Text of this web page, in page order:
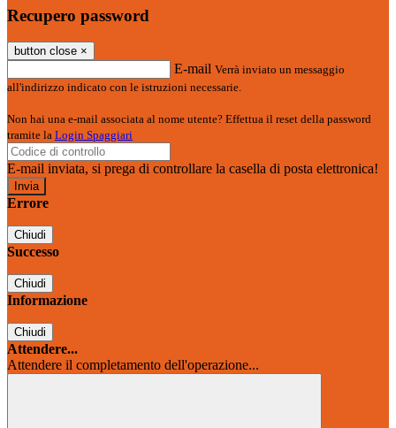
Recupero password
button close ×
E-mail Verrà inviato un messaggio
all'indirizzo indicato con le istruzioni necessarie.
Non hai una e-mail associata al nome utente? Effettua il reset della password
tramite la Login Spaggiari
E-mail inviata, si prega di controllare la casella di posta elettronica!
Errore
Chiudi
Successo
Chiudi
Informazione
Chiudi
Attendere...
Attendere il completamento dell'operazione...